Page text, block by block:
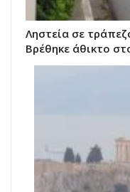
Ληστεία σε
Βρέθηκε άθικτο